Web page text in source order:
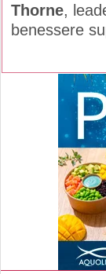
Thorne,
benessere